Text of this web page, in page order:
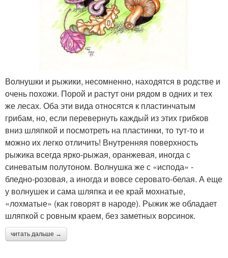
Волнушки и рыжики, несомненно, находятся в родстве и
очень похожи. Порой и растут они рядом в одних и тех
же лесах. Оба эти вида относятся к пластинчатым
грибам, но, если перевернуть каждый из этих грибков
вниз шляпкой и посмотреть на пластинки, то тут-то и
можно их легко отличить! Внутренняя поверхность
рыжика всегда ярко-рыжая, оранжевая, иногда с
синеватым полутоном. Волнушка же с «испода» -
бледно-розовая, а иногда и вовсе серовато-белая. А еще
у волнушек и сама шляпка и ее край мохнатые,
«лохматые» (как говорят в народе). Рыжик же обладает
шляпкой с ровным краем, без заметных ворсинок.
читать дальше →